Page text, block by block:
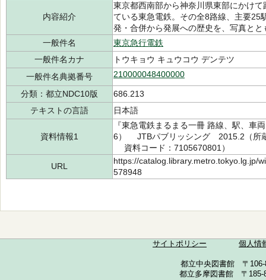
内容紹介
東京都西南部から神奈川県東部にかけ
ている東急電鉄。その全8路線、主要25
発・合併から発展への歴史を、写真とと
一般件名
東京急行電鉄
一般件名カナ
トウキョウ キュウコウ デンテツ
一般件名典拠番号
210000048400000
分類：都立NDC10版
686.213
テキストの言語
日本語
資料情報1
『東急電鉄まるまる一冊 路線、駅、車
6） JTBパブリッシング 2015.2（所
資料コード：7105670801）
URL
https://catalog.library.metro.tokyo.lg.jp/
578948
サイトポリシー 個人情
都立中央図書館 〒
都立多摩図書館 〒185-